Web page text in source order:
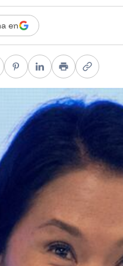
en
PinterestLinkedIn
PrintCopy